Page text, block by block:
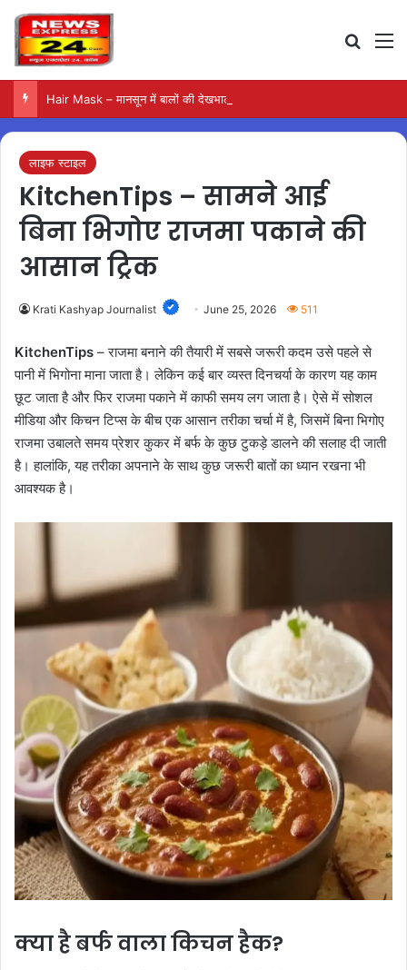
Hair Mask – मानसून में बालों की देखभाल के लिए आजमाएं अंडे का मास्क
लाइफ स्टाइल
KitchenTips – सामने आई
बिना भिगोए राजमा पकाने की
आसान ट्रिक
Krati Kashyap Journalist June 25, 2026 511
KitchenTips – राजमा बनाने की तैयारी में सबसे जरूरी कदम उसे पहले से
पानी में भिगोना माना जाता है। लेकिन कई बार व्यस्त दिनचर्या के कारण यह काम
छूट जाता है और फिर राजमा पकाने में काफी समय लग जाता है। ऐसे में सोशल
मीडिया और किचन टिप्स के बीच एक आसान तरीका चर्चा में है, जिसमें बिना भिगोए
राजमा उबालते समय प्रेशर कुकर में बर्फ के कुछ टुकड़े डालने की सलाह दी जाती
है। हालांकि, यह तरीका अपनाने के साथ कुछ जरूरी बातों का ध्यान रखना भी
आवश्यक है।
क्या है बर्फ वाला किचन हैक?